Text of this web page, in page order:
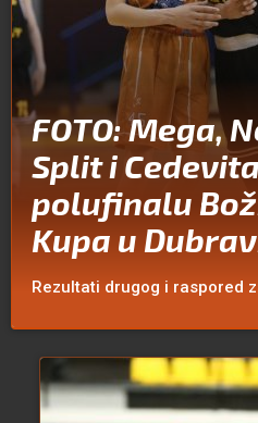
FOTO: Mega,
Split i
polufinalu
Kupa u
Rezultati drugog i raspored